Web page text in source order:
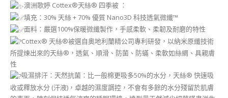
澳洲歌婷 Cottex®天絲® 四季被 ：
填充：30% 天絲 + 70% 優質 Nano3D 科技透氣微纖™
面料：嚴選100%保暖微纖製作，手感柔軟、柔韌及耐磨的特性
Cottex® 天絲®被選自奧地利蘭精公司專利研發，以納米原纖技術
所提煉出來的天絲®，透氣、順滑、防菌、防蟎、柔軟如絲綢、具親膚
性
吸濕排汗：天然抗菌：比一般棉更吸多50%的水分，天絲® 快速吸
收或釋放水分 (汗液)，卓越的濕度調控，不會有多餘的水分殘留於肌膚